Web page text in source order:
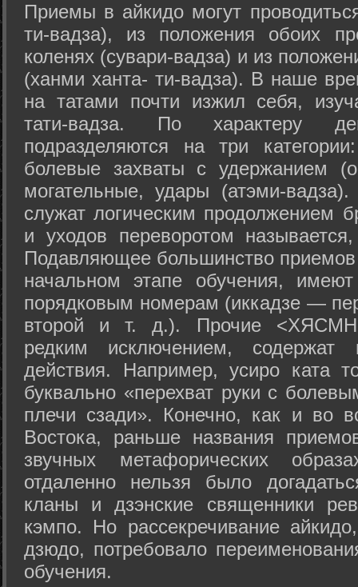
Приемы в айкидо могут
ти-вадза), из положения обоих
коленях (сувари-вадза) и из
(ханми ханта- ти-вадза). В наше
на татами почти изжил себя,
тати-вадза. По характеру
подразделяются на три
болевые захваты с удержанием
могательные, удары (атэми-
служат логическим продолжением
и уходов переворотом
Подавляющее большинство
начальном этапе обучения,
порядковым номерам (иккадзе —
второй и т. д.). Прочие
редким исключением, содержат
действия. Например, усиро ката
буквально «перехват руки с
плечи сзади». Конечно, как и во
Востока, раньше названия
звучных метафорических
отдаленно нельзя было
кланы и дзэнские священники
кэмпо. Но рассекречивание
дзюдо, потребовало
обучения.